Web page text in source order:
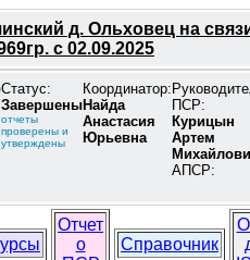
д. Ольховец на
с 02.09.2025
Статус:
Завершены
отчеты
проверены и
утверждены
Координатор:
Найда
Анастасия
Юрьевна
ПСР:
Курицын
Артем
АПСР:
Отчет
о
Справочник